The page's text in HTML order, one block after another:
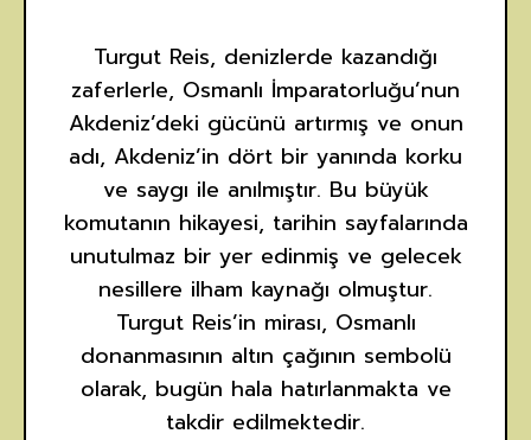
Turgut Reis, denizlerde kazandığı
zaferlerle, Osmanlı İmparatorluğu’nun
Akdeniz’deki gücünü artırmış ve onun
adı, Akdeniz’in dört bir yanında korku
ve saygı ile anılmıştır. Bu büyük
komutanın hikayesi, tarihin sayfalarında
unutulmaz bir yer edinmiş ve gelecek
nesillere ilham kaynağı olmuştur.
Turgut Reis’in mirası, Osmanlı
donanmasının altın çağının sembolü
olarak, bugün hala hatırlanmakta ve
takdir edilmektedir.